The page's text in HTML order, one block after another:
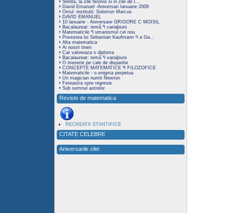
Stiinta, la zile festive si in zile de l...
David Emanuel -Aniversari Ianuarie 2009
Omul -institutii: Solomon Marcus
DAVID EMANUEL
10 ianuarie - Aniversare GRIGORE C MOISIL
Bacalaureat: temã ºi variaþiuni
Matematicile ºi umanismul cel nou
Povestea lui Sebastian Kaufmann ºi a Ga...
Alta matematica
Ai nostri tineri
Cat valoreaza o diploma
Bacalaureat: temã ºi variaþiuni
O meserie pe cale de disparitie
CONCEPTE MATEMATICE ªI FILOZOFICE
Matematicile - o enigma perpetua
Un magician numit Newton
Fereastra spre regresie
Sub semnul astrelor
Reviste de matematica
RECREATII STIINTIFICE
CITATE CELEBRE
Aniversarile zilei